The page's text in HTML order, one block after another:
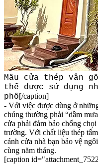
Mẫu cửa thép vân
thể được sử dụng
phố[/caption]
- Với việc được dùng ở
chúng thường phải “dầm
cửa phải đảm bảo chống
trường. Với chất liệu thép
cánh cửa nhà bạn bảo vệ
cùng năm tháng.
[caption